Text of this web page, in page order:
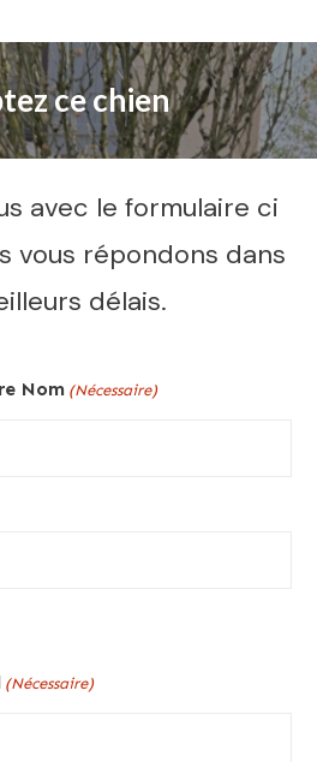
ce chien
avec le formulaire ci
vous répondons dans
délais.
Nom (Nécessaire)
(Nécessaire)